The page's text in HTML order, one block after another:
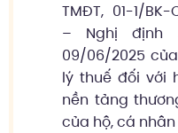
TMĐT, 01-1/BK-
– Nghị định
09/06/2025
lý thuế đối với
nền tảng
của hộ, cá nhân